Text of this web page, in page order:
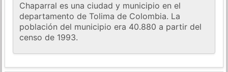
Chaparral es una ciudad y municipio en el
departamento de Tolima de Colombia. La
población del municipio era 40.880 a partir del
censo de 1993.